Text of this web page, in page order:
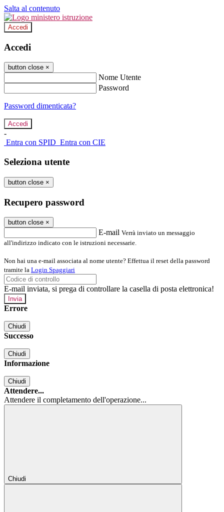
Salta al contenuto
Accedi
Accedi
button close ×
Nome Utente
Password
Password dimenticata?
-
Entra con SPID Entra con CIE
Seleziona utente
button close ×
Recupero password
button close ×
E-mail Verrà inviato un messaggio
all'indirizzo indicato con le istruzioni necessarie.
Non hai una e-mail associata al nome utente? Effettua il reset della password
tramite la Login Spaggiari
E-mail inviata, si prega di controllare la casella di posta elettronica!
Errore
Chiudi
Successo
Chiudi
Informazione
Chiudi
Attendere...
Attendere il completamento dell'operazione...
Chiudi